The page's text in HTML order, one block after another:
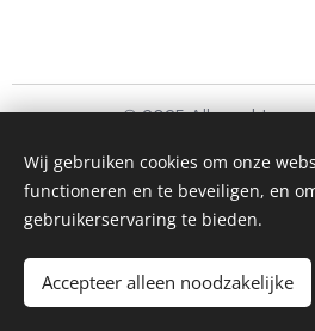
Toevoegen aan
© 2025 Alle rechten
Schoonmaakbedrijf
Cookies
Wij gebruiken cookies om onze
functioneren en te beveiligen, en
gebruikerservaring te bieden.
Accepteer alleen noodzakelijke